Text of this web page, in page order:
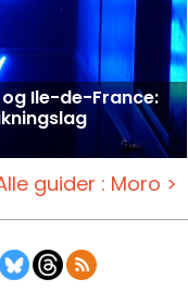
og Ile-de-France:
guider : Moro >